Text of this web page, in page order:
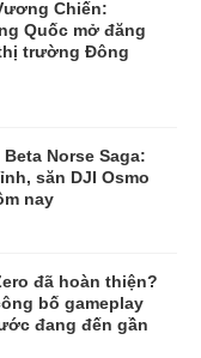
Chiến:
Quốc mở đăng
trường Đông
Norse Saga:
săn DJI Osmo
nay
đã hoàn thiện?
bố gameplay
đang đến gần